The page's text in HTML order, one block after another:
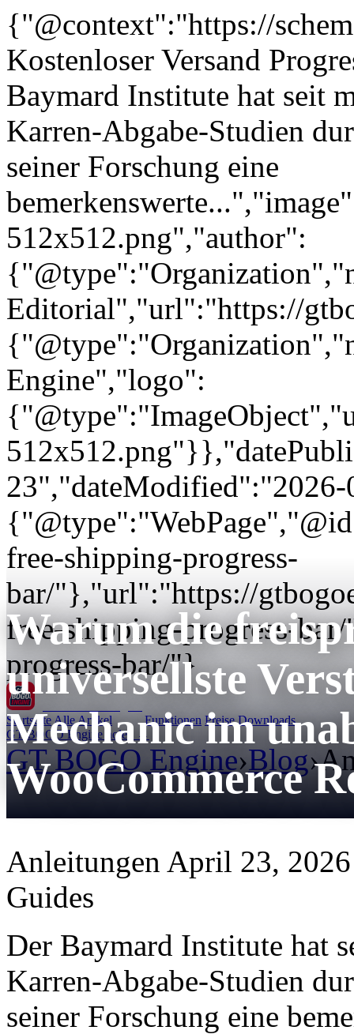
{"@context":"https://
Kostenloser Versand
Baymard Institute hat seit
Karren-Abgabe-Studien
seiner Forschung eine
512x512.png","author":
Editorial","url":"https://
Engine","logo":
free-shipping-progress-
bar/"},"url":"https://
free-shipping-progress-
progress-bar/"}
Startseite Alle Artikel Funktionen Preise Downloads
GT BOGO Engine holen →
GT BOGO Engine›Blog›
Warum die
universellste
Mechanic im
WooCommerce
Anleitungen April 23, 2026
Guides
Der Baymard Institute hat
Karren-Abgabe-Studien
seiner Forschung eine